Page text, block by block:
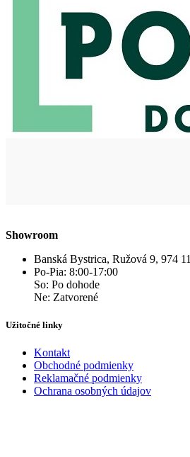
Showroom
Banská Bystrica, Ružová 9, 974 11
Po-Pia: 8:00-17:00
So: Po dohode
Ne: Zatvorené
Užitočné linky
Kontakt
Obchodné podmienky
Reklamačné podmienky
Ochrana osobných údajov